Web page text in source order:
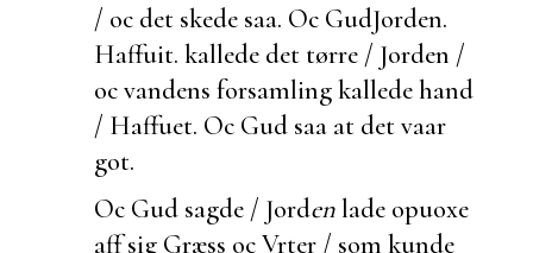
/ oc det skede saa. Oc GudJorden.
Haffuit. kallede det tørre / Jorden /
oc vandens forsamling kallede hand
/ Haffuet. Oc Gud saa at det vaar
got.
Oc Gud sagde / Jordenlade opuoxe
aff sig Græss oc Vrter / som kunde